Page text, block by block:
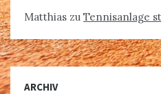
Matthias zu Tennisanlage
ARCHIV